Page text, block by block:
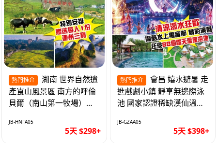
熱門推介
產崀山風景區 南方的呼倫
貝爾（南山第一牧場）夜
巴士5天
JB-HNFA05
5天 $298+
熱門推介
進戲劇小鎮 靜享無邊際泳
池 國家認證稀缺漢仙溫泉
天
JB-GZAA05
5天 $398+